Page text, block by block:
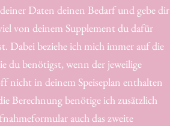
Daten deinen Bedarf und gebe dir
von deinem Supplement du dafür
Dabei beziehe ich mich immer auf die
du benötigst, wenn der jeweilige
nicht in deinem Speiseplan enthalten
Berechnung benötige ich zusätzlich
auch das zweite